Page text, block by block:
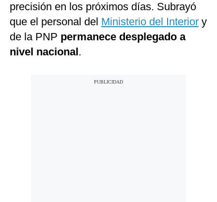
precisión en los próximos días. Subrayó
que el personal del Ministerio del Interior y
de la PNP permanece desplegado a
nivel nacional.